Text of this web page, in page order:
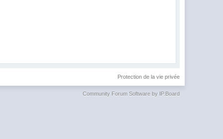
Protection de la vie privée
Community Forum Software by IP.Board